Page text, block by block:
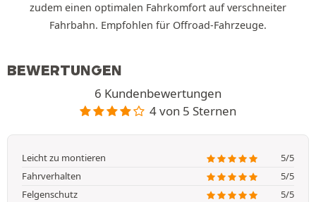
zudem einen optimalen Fahrkomfort auf verschneiter
Fahrbahn. Empfohlen für Offroad-Fahrzeuge.
BEWERTUNGEN
6 Kundenbewertungen
4 von 5 Sternen
Leicht zu montieren
5/5
Fahrverhalten
5/5
Felgenschutz
5/5